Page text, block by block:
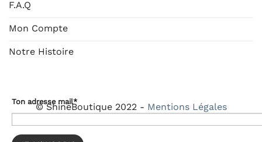
F.A.Q
Mon Compte
Notre Histoire
Ton adresse mail*
© ShineBoutique 2022 - Mentions Légales